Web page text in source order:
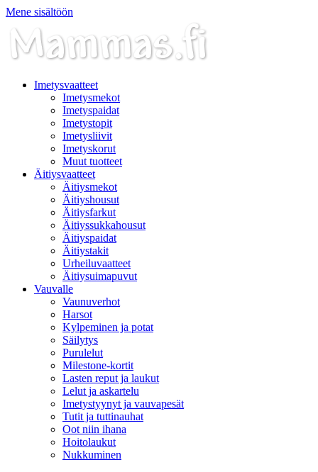
Mene sisältöön
Imetysvaatteet
Imetysmekot
Imetyspaidat
Imetystopit
Imetysliivit
Imetyskorut
Muut tuotteet
Äitiysvaatteet
Äitiysmekot
Äitiyshousut
Äitiysfarkut
Äitiyssukkahousut
Äitiyspaidat
Äitiystakit
Urheiluvaatteet
Äitiysuimapuvut
Vauvalle
Vaunuverhot
Harsot
Kylpeminen ja potat
Säilytys
Purulelut
Milestone-kortit
Lasten reput ja laukut
Lelut ja askartelu
Imetystyynyt ja vauvapesät
Tutit ja tuttinauhat
Oot niin ihana
Hoitolaukut
Nukkuminen